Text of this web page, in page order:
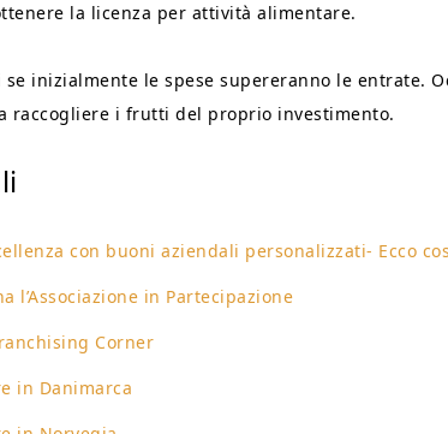
la licenza per attività alimentare.
inizialmente le spese supereranno le entrate.
raccogliere i frutti del proprio investimento.
con buoni aziendali personalizzati- Ecco
l’Associazione in Partecipazione
Corner
in Danimarca